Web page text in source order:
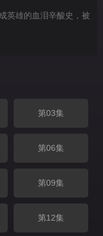
英雄的血泪辛酸史，被
第03集
第06集
第09集
第12集